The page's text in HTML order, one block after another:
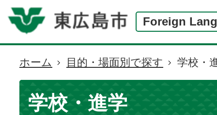
Foreign
現
在
の
位
ホーム 目的・場面別で探す 学校・
学校・進学